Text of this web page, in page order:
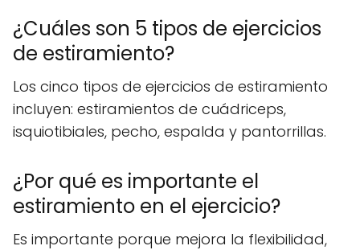
¿Cuáles son 5 tipos de ejercicios
de estiramiento?
Los cinco tipos de ejercicios de estiramiento
incluyen: estiramientos de cuádriceps,
isquiotibiales, pecho, espalda y pantorrillas.
¿Por qué es importante el
estiramiento en el ejercicio?
Es importante porque mejora la flexibilidad,